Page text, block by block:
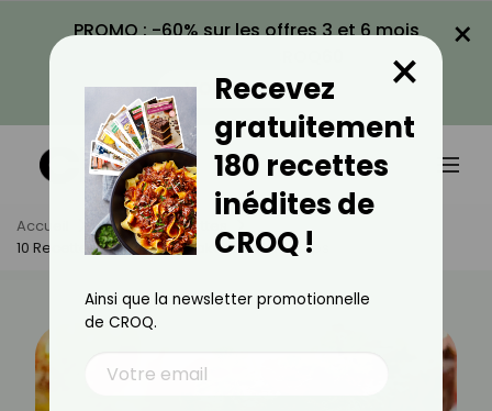
PROMO : -60% sur les offres 3 et 6 mois
VOIR LA PROMO
×
Accueil Actus
Recettes
10 Recettes Légères De Cakes De Printemps
Recevez
gratuitement
180 recettes
inédites de
CROQ !
×
Ainsi que la newsletter promotionnelle
de CROQ.